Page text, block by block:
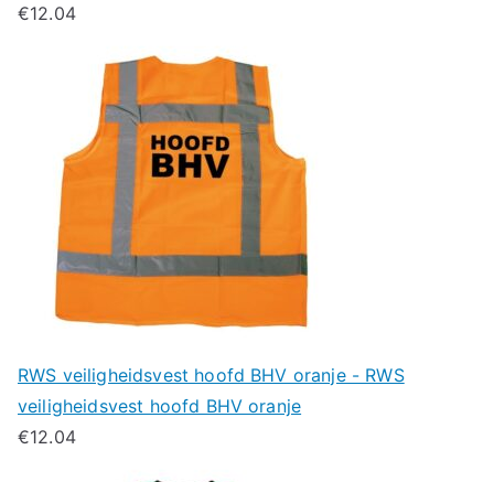
€12.04
RWS veiligheidsvest hoofd BHV oranje - RWS
veiligheidsvest hoofd BHV oranje
€12.04